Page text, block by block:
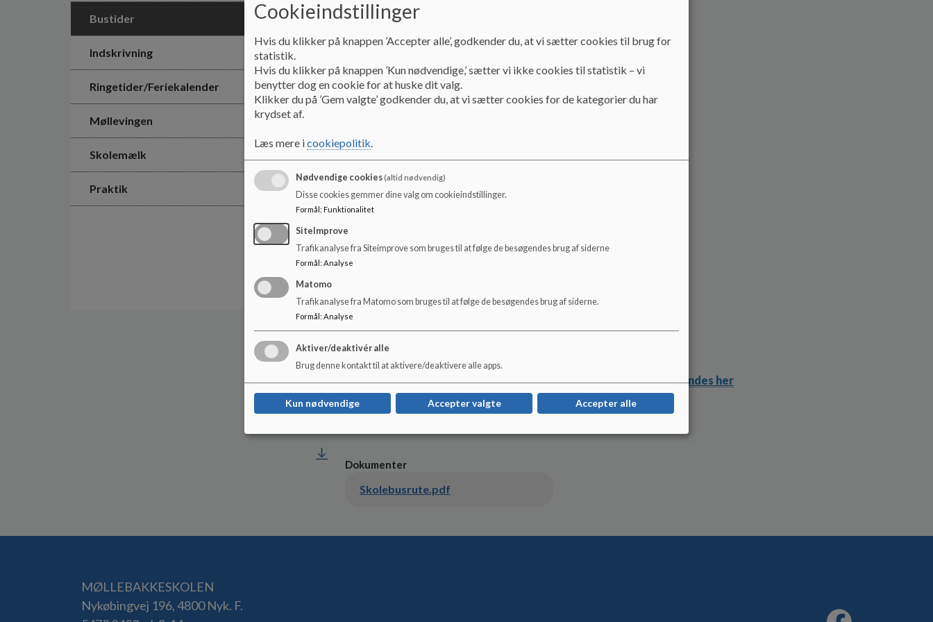
Bustider
Indskrivning
Ringetider/Feriekalender
Møllevingen
Skolemælk
Praktik
Kører hver morgen fra Tværvej/Listrupvej kl. 7.03.
Hjemkørsel:
mandag kl. 13.10 og kl. 14.40
tirsdag kl. 13.10 og kl. 13.55
onsdag kl. 13.55 og kl. 14.40
fredag kl. 13.10 og kl. 13.55
Info om betingelser med hensyn til afstand, farlig skolevej m.v. findes her
Dokumenter
Skolebusrute.pdf
MØLLEBAKKESKOLEN
Nykøbingvej 196, 4800 Nyk. F.
Cookieindstillinger
Hvis du klikker på knappen ’Accepter alle’, godkender du, at vi sætter cookies til brug for
statistik.
Hvis du klikker på knappen ’Kun nødvendige,’ sætter vi ikke cookies til statistik – vi
benytter dog en cookie for at huske dit valg.
Klikker du på ’Gem valgte’ godkender du, at vi sætter cookies for de kategorier du har
krydset af.
Læs mere icookiepolitik.
Nødvendige cookies(altid nødvendig)
Disse cookies gemmer dine valg om cookieindstillinger.
Formål : Funktionalitet
SiteImprove
Trafikanalyse fra Siteimprove som bruges til at følge de besøgendes brug af siderne
Formål : Analyse
Matomo
Trafikanalyse fra Matomo som bruges til at følge de besøgendes brug af siderne.
Formål: Analyse
Aktiver/deaktivér alle
Brug denne kontakt til at aktivere/deaktivere alle apps.
Kun nødvendige Accepter valgte Accepter alle